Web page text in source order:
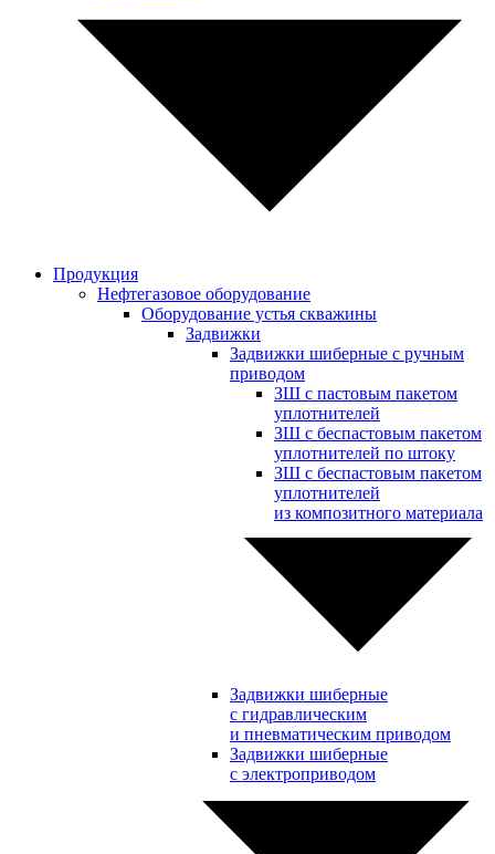
Продукция
Нефтегазовое оборудование
Оборудование устья скважины
Задвижки
Задвижки шиберные с ручным
приводом
ЗШ с пастовым пакетом
уплотнителей
ЗШ с беспастовым пакетом
уплотнителей по штоку
ЗШ с беспастовым пакетом
уплотнителей
из композитного материала
Задвижки шиберные
с гидравлическим
и пневматическим приводом
Задвижки шиберные
с электроприводом